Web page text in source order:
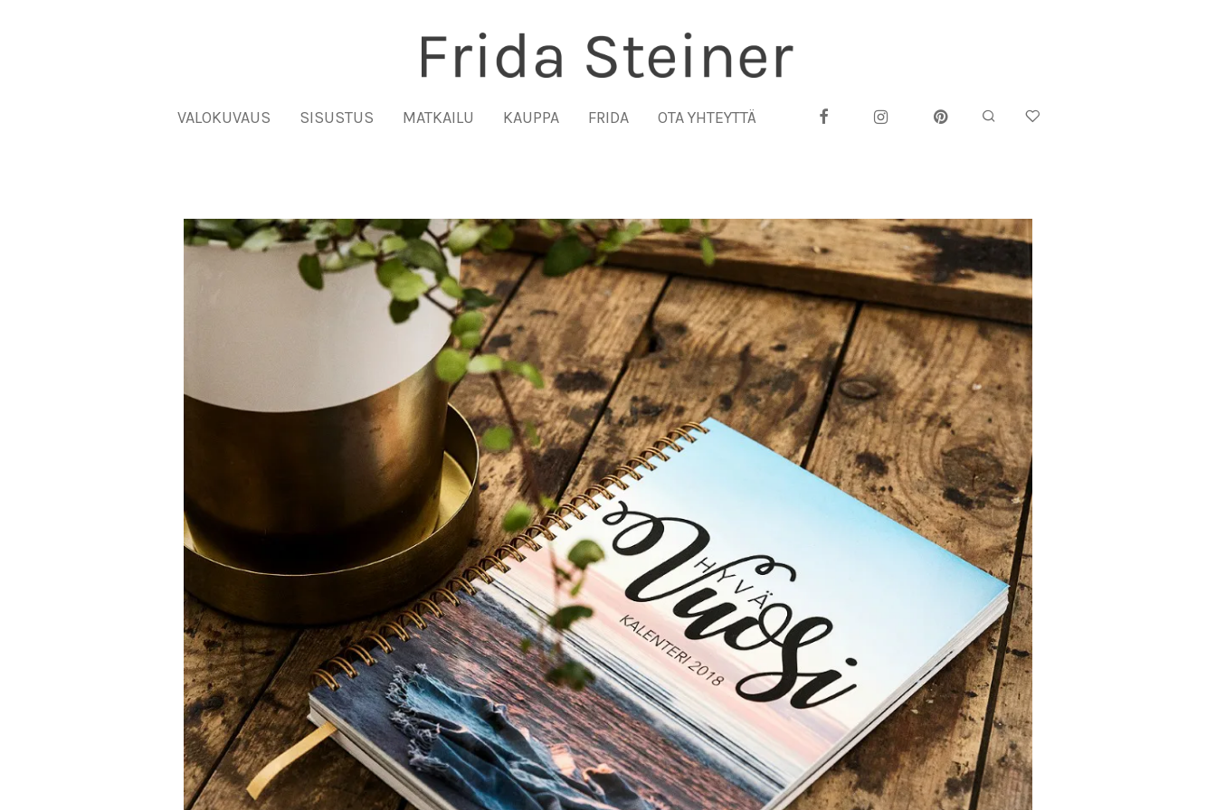
VALOKUVAUS SISUSTUS MATKAILU KAUPPA FRIDA OTA YHTEYTTÄ